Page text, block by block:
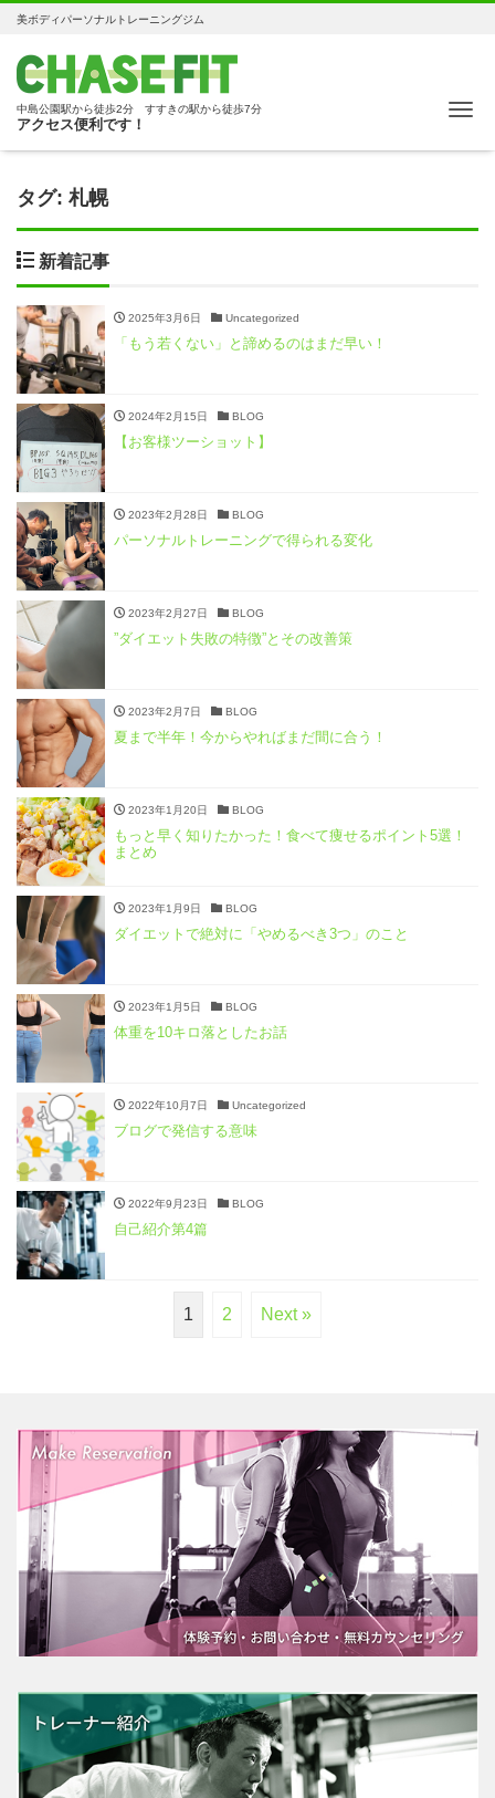
美ボディパーソナルトレーニングジム
中島公園駅から徒歩2分 すすきの駅から徒歩7分
アクセス便利です！
タグ: 札幌
新着記事
2025年3月6日 Uncategorized
「もう若くない」と諦めるのはまだ早い！
2024年2月15日 BLOG
【お客様ツーショット】
2023年2月28日 BLOG
パーソナルトレーニングで得られる変化
2023年2月27日 BLOG
”ダイエット失敗の特徴”とその改善策
2023年2月7日 BLOG
夏まで半年！今からやればまだ間に合う！
2023年1月20日 BLOG
もっと早く知りたかった！食べて痩せるポイント5選！
まとめ
2023年1月9日 BLOG
ダイエットで絶対に「やめるべき3つ」のこと
2023年1月5日 BLOG
体重を10キロ落としたお話
2022年10月7日 Uncategorized
ブログで発信する意味
2022年9月23日 BLOG
自己紹介第4篇
1 2 Next »